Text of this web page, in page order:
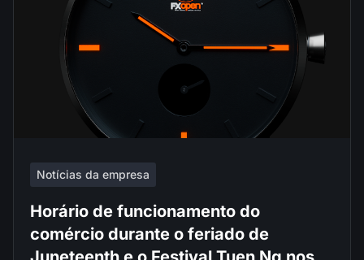
Notícias da empresa
Horário de funcionamento do
comércio durante o feriado de